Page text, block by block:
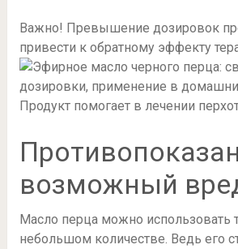
Важно! Превышение дозировок
привести к обратному эффекту
Продукт помогает в лечении
возможный
Масло перца можно использовать
небольшом количестве. Ведь его